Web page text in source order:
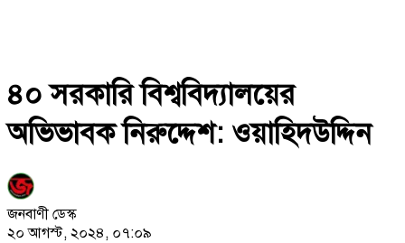
৪০ সরকারি বিশ্ববিদ্যালয়ের
অভিভাবক নিরুদ্দেশ: ওয়াহিদউদ্দিন
জনবাণী ডেস্ক
২০ আগস্ট, ২০২৪, ০৭:০৯